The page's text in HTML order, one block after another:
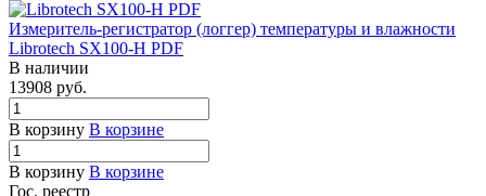
Измеритель-регистратор (логгер) температуры и влажности
Librotech SX100-H PDF
В наличии
13908 руб.
В корзину В корзине
В корзину В корзине
Гос. реестр